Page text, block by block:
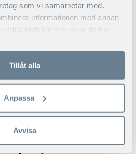
som vi samarbetar med.
informationen med annan
tillhandahållit eller som de har
Tillåt alla
Anpassa
Avvisa
det anpassas till nya
att kompetenser, processer
och flyttas om.
(på engelska skiljer man
och digitisation): den förra
en verksamhets befintliga
från analog till digital form.
ofta om att vi utgår